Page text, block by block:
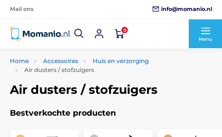
Mail ons info@momanio.nl
0
Menu
Home Accessoires
Huis en verzorging
Air dusters / stofzuigers
Air dusters / stofzuigers
Bestverkochte producten